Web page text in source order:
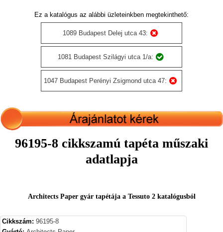
Ez a katalógus az alábbi üzleteinkben megtekinthető:
1089 Budapest Delej utca 43:
1081 Budapest Szilágyi utca 1/a:
1047 Budapest Perényi Zsigmond utca 47:
96195-8 cikkszamú tapéta műszaki
adatlapja
Architects Paper gyár tapétája a Tessuto 2 katalógusból
Cikkszám: 96195-8